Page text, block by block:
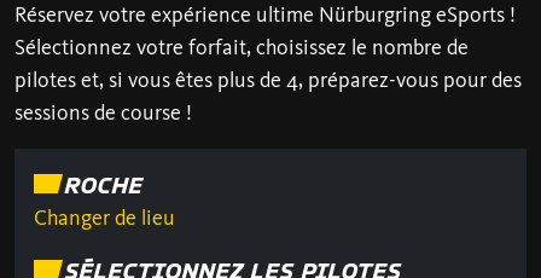
Réservez votre expérience ultime Nürburgring eSports !
Sélectionnez votre forfait, choisissez le nombre de
pilotes et, si vous êtes plus de 4, préparez-vous pour des
sessions de course !
ROCHE
Changer de lieu
SÉLECTIONNEZ LES PILOTES